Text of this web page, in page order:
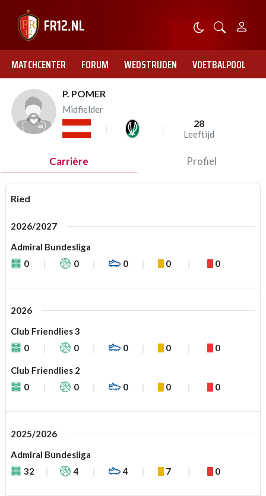
MATCHCENTER FORUM WEDSTRIJDEN VOETBALPOOL
P. POMER
Midfielder
28
Leeftijd
Carrière Profiel
Ried
2026/2027
Admiral Bundesliga
0
0 0 0 0
2026
Club Friendlies 3
0
0 0 0 0
Club Friendlies 2
0
0 0 0 0
2025/2026
Admiral Bundesliga
32
4 4 7 0